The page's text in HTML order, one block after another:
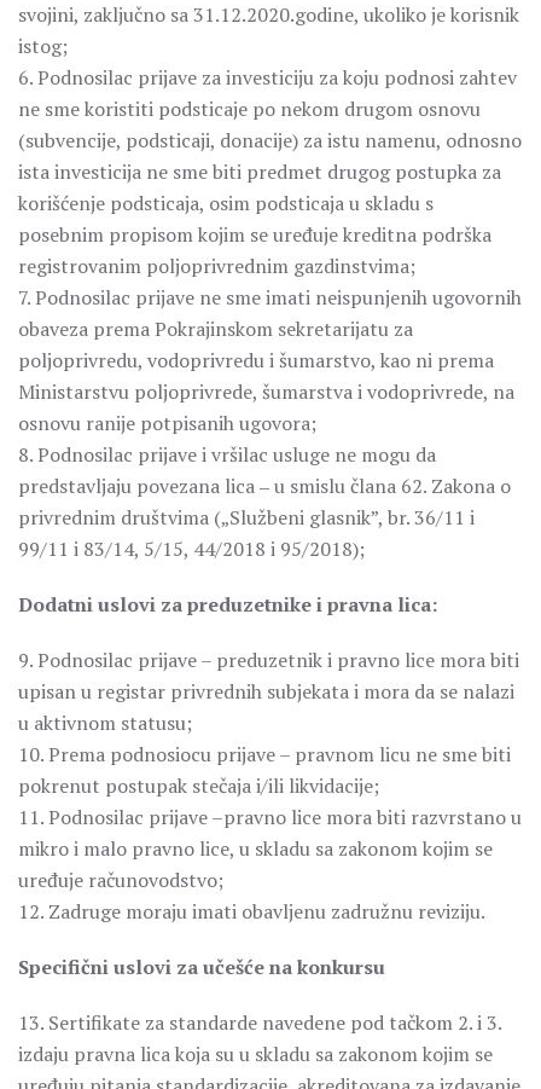
svojini, zaključno sa 31.12.2020.godine, ukoliko je korisnik
istog;
6. Podnosilac prijave za investiciju za koju podnosi zahtev
ne sme koristiti podsticaje po nekom drugom osnovu
(subvencije, podsticaji, donacije) za istu namenu, odnosno
ista investicija ne sme biti predmet drugog postupka za
korišćenje podsticaja, osim podsticaja u skladu s
posebnim propisom kojim se uređuje kreditna podrška
registrovanim poljoprivrednim gazdinstvima;
7. Podnosilac prijave ne sme imati neispunjenih ugovornih
obaveza prema Pokrajinskom sekretarijatu za
poljoprivredu, vodoprivredu i šumarstvo, kao ni prema
Ministarstvu poljoprivrede, šumarstva i vodoprivrede, na
osnovu ranije potpisanih ugovora;
8. Podnosilac prijave i vršilac usluge ne mogu da
predstavljaju povezana lica ‒ u smislu člana 62. Zakona o
privrednim društvima („Službeni glasnik”, br. 36/11 i
99/11 i 83/14, 5/15, 44/2018 i 95/2018);
Dodatni uslovi za preduzetnike i pravna lica:
9. Podnosilac prijave – preduzetnik i pravno lice mora biti
upisan u registar privrednih subjekata i mora da se nalazi
u aktivnom statusu;
10. Prema podnosiocu prijave – pravnom licu ne sme biti
pokrenut postupak stečaja i/ili likvidacije;
11. Podnosilac prijave –pravno lice mora biti razvrstano u
mikro i malo pravno lice, u skladu sa zakonom kojim se
uređuje računovodstvo;
12. Zadruge moraju imati obavljenu zadružnu reviziju.
Specifični uslovi za učešće na konkursu
13. Sertifikate za standarde navedene pod tačkom 2. i 3.
izdaju pravna lica koja su u skladu sa zakonom kojim se